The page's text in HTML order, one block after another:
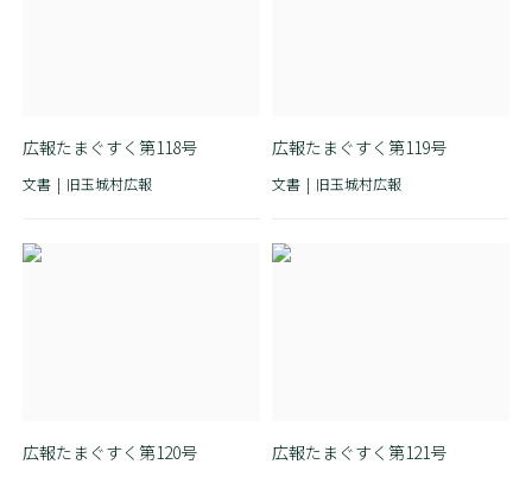
広報たまぐすく第118号
文書 旧玉城村広報
広報たまぐすく第119号
文書 旧玉城村広報
広報たまぐすく第120号 広報たまぐすく第121号